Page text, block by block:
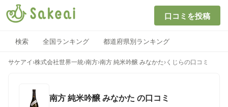
口コミを投稿
検索 全国ランキング 都道府県別ランキング
サケアイ ›株式会社世界一統›南方›南方 純米吟醸 みなかた› くじらの口コミ
南方 純米吟醸 みなかた の口コミ